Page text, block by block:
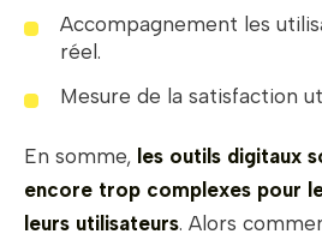
Accompagnement les
réel.
Mesure de la satisfaction
En somme, les outils digitaux
encore trop complexes pour
leurs utilisateurs. Alors